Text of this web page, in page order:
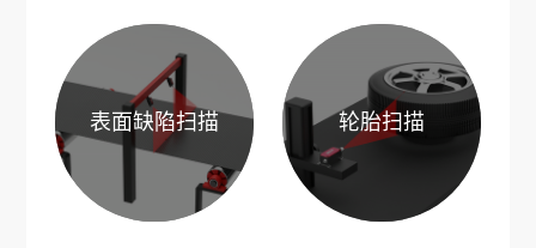
表面缺陷扫描 轮胎扫描